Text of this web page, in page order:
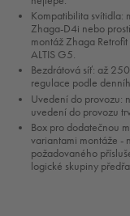
Kompatibilita svítidla:
Zhaga-D4i nebo
montáž Zhaga
ALTIS G5.
Bezdrátová síť: až
regulace podle
Uvedení do provozu:
uvedení do provozu
Box pro dodatečnou
variantami montáže -
požadovaného
logické skupiny